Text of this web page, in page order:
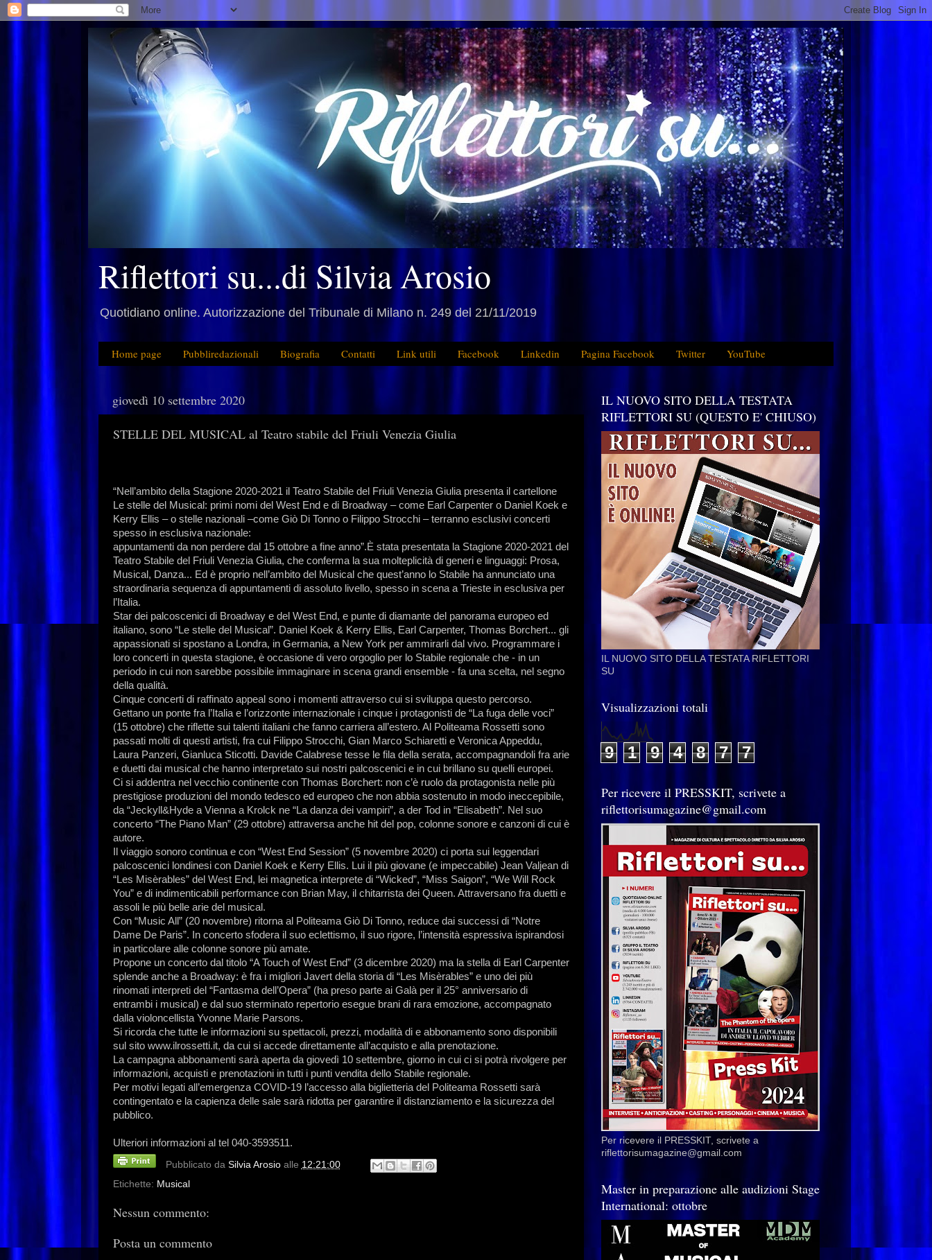
Riflettori su...di Silvia Arosio
Quotidiano online. Autorizzazione del Tribunale di Milano n. 249 del 21/11/2019
Home page Pubbliredazionali Biografia Contatti Link utili Facebook Linkedin Pagina Facebook Twitter YouTube
giovedì 10 settembre 2020
STELLE DEL MUSICAL al Teatro stabile del Friuli Venezia Giulia
“Nell’ambito della Stagione 2020-2021 il Teatro Stabile del Friuli Venezia Giulia presenta il cartellone
Le stelle del Musical: primi nomi del West End e di Broadway – come Earl Carpenter o Daniel Koek e
Kerry Ellis – o stelle nazionali –come Giò Di Tonno o Filippo Strocchi – terranno esclusivi concerti
spesso in esclusiva nazionale:
appuntamenti da non perdere dal 15 ottobre a fine anno”.È stata presentata la Stagione 2020-2021 del
Teatro Stabile del Friuli Venezia Giulia, che conferma la sua molteplicità di generi e linguaggi: Prosa,
Musical, Danza... Ed è proprio nell’ambito del Musical che quest’anno lo Stabile ha annunciato una
straordinaria sequenza di appuntamenti di assoluto livello, spesso in scena a Trieste in esclusiva per
l’Italia.
Star dei palcoscenici di Broadway e del West End, e punte di diamante del panorama europeo ed
italiano, sono “Le stelle del Musical”. Daniel Koek & Kerry Ellis, Earl Carpenter, Thomas Borchert... gli
appassionati si spostano a Londra, in Germania, a New York per ammirarli dal vivo. Programmare i
loro concerti in questa stagione, è occasione di vero orgoglio per lo Stabile regionale che - in un
periodo in cui non sarebbe possibile immaginare in scena grandi ensemble - fa una scelta, nel segno
della qualità.
Cinque concerti di raffinato appeal sono i momenti attraverso cui si sviluppa questo percorso.
Gettano un ponte fra l’Italia e l’orizzonte internazionale i cinque i protagonisti de “La fuga delle voci”
(15 ottobre) che riflette sui talenti italiani che fanno carriera all’estero. Al Politeama Rossetti sono
passati molti di questi artisti, fra cui Filippo Strocchi, Gian Marco Schiaretti e Veronica Appeddu,
Laura Panzeri, Gianluca Sticotti. Davide Calabrese tesse le fila della serata, accompagnandoli fra arie
e duetti dai musical che hanno interpretato sui nostri palcoscenici e in cui brillano su quelli europei.
Ci si addentra nel vecchio continente con Thomas Borchert: non c’è ruolo da protagonista nelle più
prestigiose produzioni del mondo tedesco ed europeo che non abbia sostenuto in modo ineccepibile,
da “Jeckyll&Hyde a Vienna a Krolck ne “La danza dei vampiri”, a der Tod in “Elisabeth”. Nel suo
concerto “The Piano Man” (29 ottobre) attraversa anche hit del pop, colonne sonore e canzoni di cui è
autore.
Il viaggio sonoro continua e con “West End Session” (5 novembre 2020) ci porta sui leggendari
palcoscenici londinesi con Daniel Koek e Kerry Ellis. Lui il più giovane (e impeccabile) Jean Valjean di
“Les Misèrables” del West End, lei magnetica interprete di “Wicked”, “Miss Saigon”, “We Will Rock
You” e di indimenticabili performance con Brian May, il chitarrista dei Queen. Attraversano fra duetti e
assoli le più belle arie del musical.
Con “Music All” (20 novembre) ritorna al Politeama Giò Di Tonno, reduce dai successi di “Notre
Dame De Paris”. In concerto sfodera il suo eclettismo, il suo rigore, l’intensità espressiva ispirandosi
in particolare alle colonne sonore più amate.
Propone un concerto dal titolo “A Touch of West End” (3 dicembre 2020) ma la stella di Earl Carpenter
splende anche a Broadway: è fra i migliori Javert della storia di “Les Misèrables” e uno dei più
rinomati interpreti del “Fantasma dell’Opera” (ha preso parte ai Galà per il 25° anniversario di
entrambi i musical) e dal suo sterminato repertorio esegue brani di rara emozione, accompagnato
dalla violoncellista Yvonne Marie Parsons.
Si ricorda che tutte le informazioni su spettacoli, prezzi, modalità di e abbonamento sono disponibili
sul sito www.ilrossetti.it, da cui si accede direttamente all’acquisto e alla prenotazione.
La campagna abbonamenti sarà aperta da giovedì 10 settembre, giorno in cui ci si potrà rivolgere per
informazioni, acquisti e prenotazioni in tutti i punti vendita dello Stabile regionale.
Per motivi legati all’emergenza COVID-19 l’accesso alla biglietteria del Politeama Rossetti sarà
contingentato e la capienza delle sale sarà ridotta per garantire il distanziamento e la sicurezza del
pubblico.
Ulteriori informazioni al tel 040-3593511.
Pubblicato da Silvia Arosio alle 12:21:00
Etichette: Musical
Nessun commento:
Posta un commento
IL NUOVO SITO DELLA TESTATA
RIFLETTORI SU (QUESTO E' CHIUSO)
IL NUOVO SITO DELLA TESTATA RIFLETTORI
SU
Visualizzazioni totali
9 1 9 4 8 7 7
Per ricevere il PRESSKIT, scrivete a
riflettorisumagazine@gmail.com
Per ricevere il PRESSKIT, scrivete a
riflettorisumagazine@gmail.com
Master in preparazione alle audizioni Stage
International: ottobre